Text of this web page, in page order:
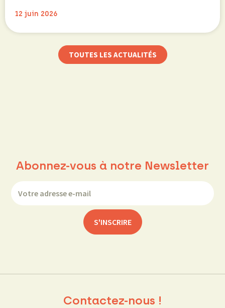
12 juin 2026
TOUTES LES ACTUALITÉS
Abonnez-vous à notre Newsletter
Contactez-nous !